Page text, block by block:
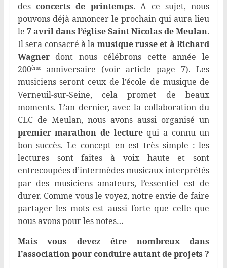
desconcerts de printemps. A ce sujet, nous
pouvons déjà annoncer le prochain qui aura lieu
le 7 avril dans l’église Saint Nicolas de Meulan.
Il sera consacré à la musique russe et à Richard
Wagnerdont nous célébrons cette année le
200ème anniversaire (voir article page 7). Les
musiciens seront ceux de l’école de musique de
Verneuil-sur-Seine, cela promet de beaux
moments. L’an dernier, avec la collaboration du
CLC de Meulan, nous avons aussi organisé un
premier marathon de lecturequi a connu un
bon succès. Le concept en est très simple : les
lectures sont faites à voix haute et sont
entrecoupées d’intermèdes musicaux interprétés
par des musiciens amateurs, l’essentiel est de
durer. Comme vous le voyez, notre envie de faire
partager les mots est aussi forte que celle que
nous avons pour les notes…
Mais vous devez être nombreux dans
l’association pour conduire autant de projets ?